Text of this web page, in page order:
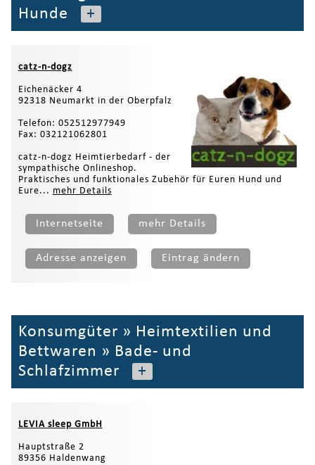
Hunde
+
catz-n-dogz
Eichenäcker 4
92318 Neumarkt in der Oberpfalz
Telefon: 052512977949
Fax: 032121062801
catz-n-dogz Heimtierbedarf - der
sympathische Onlineshop.
Praktisches und funktionales Zubehör für Euren Hund und
Eure... mehr Details
Internetseite mehr Details
Adresse anzeigen Eintrag ändern
Konsumgüter » Heimtextilien und
Bettwaren » Bade- und
Schlafzimmer
+
LEVIA sleep GmbH
Hauptstraße 2
89356 Haldenwang